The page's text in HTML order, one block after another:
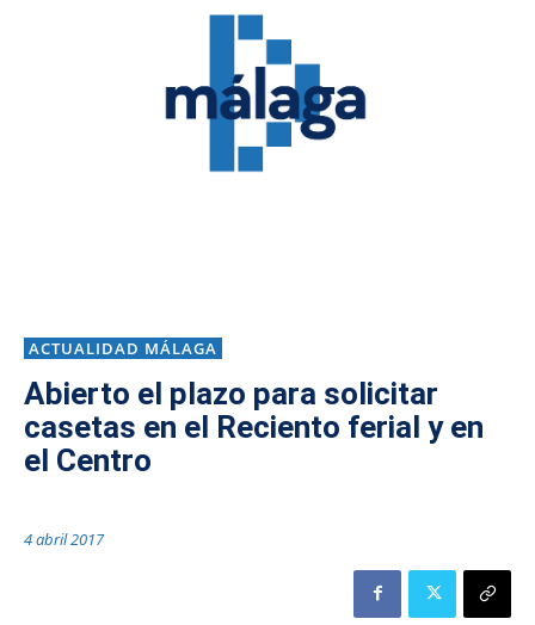
ACTUALIDAD MÁLAGA
Abierto el plazo para solicitar
casetas en el Reciento ferial y en
el Centro
4 abril 2017